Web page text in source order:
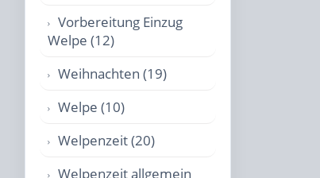
Vorbereitung Einzug
Welpe (12)
Weihnachten (19)
Welpe (10)
Welpenzeit (20)
Welpenzeit allgemein